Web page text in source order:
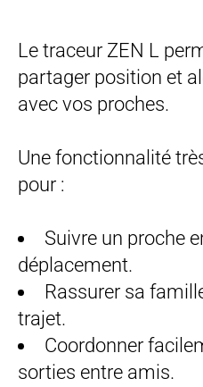
Le traceur ZEN L
partager position et
avec vos proches.
Une fonctionnalité
pour :
Suivre un proche
déplacement.
Rassurer sa
trajet.
Coordonner
sorties entre amis.